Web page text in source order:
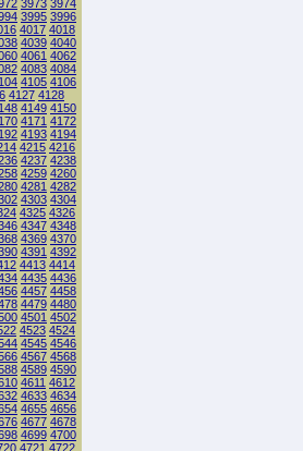
3973 3974
3995 3996
4017 4018
4039 4040
4061 4062
4083 4084
4105 4106
4127 4128
4149 4150
4171 4172
4193 4194
4215 4216
4237 4238
4259 4260
4281 4282
4303 4304
4325 4326
4347 4348
4369 4370
4391 4392
4413 4414
4435 4436
4457 4458
4479 4480
4501 4502
4523 4524
4545 4546
4567 4568
4589 4590
4611 4612
4633 4634
4655 4656
4677 4678
4699 4700
4721 4722